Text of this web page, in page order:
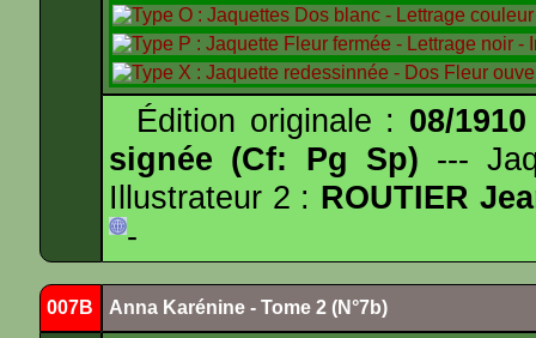
Édition originale : 08/1910
signée (Cf: Pg Sp) ---
Illustrateur 2 : ROUTIER
-
007B Anna Karénine - Tome 2 (N°7b)